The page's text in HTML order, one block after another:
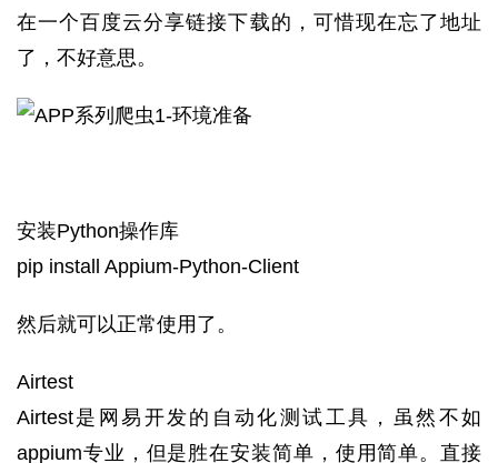
在一个百度云分享链接下载的，可惜现在忘了地址
了，不好意思。
安装Python操作库
pip install Appium-Python-Client
然后就可以正常使用了。
Airtest
Airtest是网易开发的自动化测试工具，虽然不如
appium专业，但是胜在安装简单，使用简单。直接